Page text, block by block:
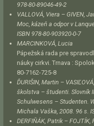
978-80-89046-49-2
VALLOVÁ, Viera – GIVEN,
Moc, kázeň a odpor v
ISBN 978-80-903920-0-7
MARCINKOVÁ, Lucia
Pápežská rada pre
náuky cirkvi. Trnava :
80-7162-725-8
ĎURIŠIN, Martin –
školstva – študenti. Slovník II.
Schulwesens – Studenten.
Michala Vaška, 2008. 96 s.
DERFIŇÁK, Patrik – FOJTÍK,